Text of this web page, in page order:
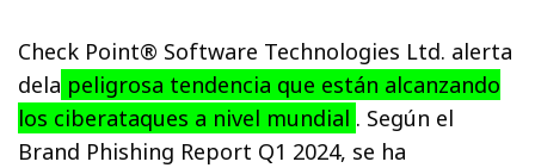
Check Point® Software Technologies Ltd. alerta
dela peligrosa tendencia que están alcanzando
los ciberataques a nivel mundial . Según el
Brand Phishing Report Q1 2024, se ha